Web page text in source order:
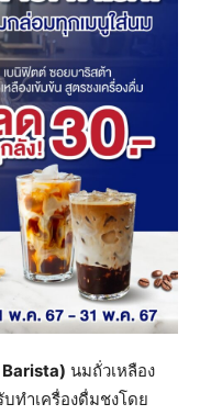
นมถั่วเหลือง
ทำเครื่องดื่มชงโดย